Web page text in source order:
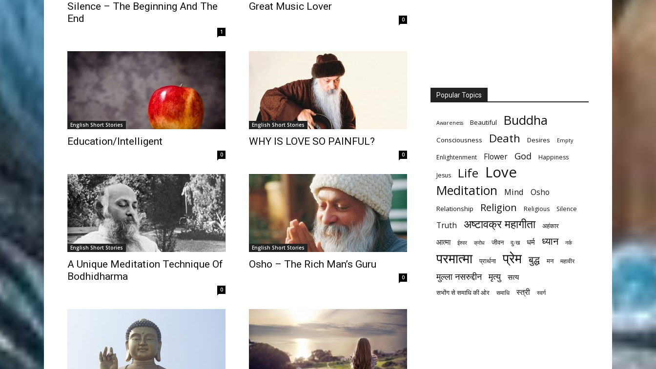
Silence – The Beginning And The
End
1
Great Music Lover
0
English Short Stories
Education/Intelligent
0
English Short Stories
WHY IS LOVE SO PAINFUL?
0
English Short Stories
A Unique Meditation Technique Of
Bodhidharma
0
English Short Stories
Osho – The Rich Man’s Guru
0
Popular Topics
Awareness Beautiful Buddha
Consciousness Death Desires Empty
Enlightenment Flower God Happiness
Jesus Life Love
Meditation Mind Osho
Relationship Religion Religious Silence
Truth अष्टावक्र महागीता अहंकार
आत्मा ईश्वर क्रोध जीवन दुःख धर्म ध्यान नर्क
परमात्मा प्रार्थना प्रेम बुद्ध मन महावीर
मुल्ला नसरुद्दीन मृत्‍यु सत्य
सभोंग से समाधि की ओर समाधि स्त्री स्वर्ग